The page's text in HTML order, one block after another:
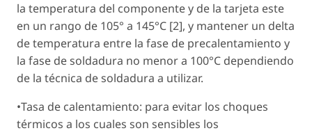
la temperatura del componente y de la tarjeta este
en un rango de 105° a 145°C [2], y mantener un delta
de temperatura entre la fase de precalentamiento y
la fase de soldadura no menor a 100°C dependiendo
de la técnica de soldadura a utilizar.
•Tasa de calentamiento: para evitar los choques
térmicos a los cuales son sensibles los